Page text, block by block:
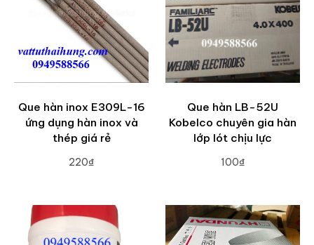
Que hàn inox E309L-16
ứng dụng hàn inox và
thép giá rẻ
220₫
Que hàn LB-52U
Kobelco chuyên gia hàn
lớp lót chịu lực
100₫